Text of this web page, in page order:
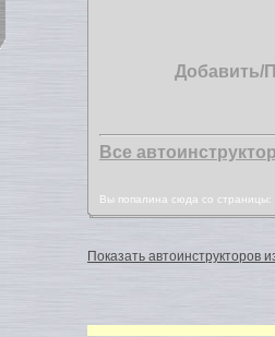
Добавить/
Все
Вы попалина сюда со
Показать автоинструкторов